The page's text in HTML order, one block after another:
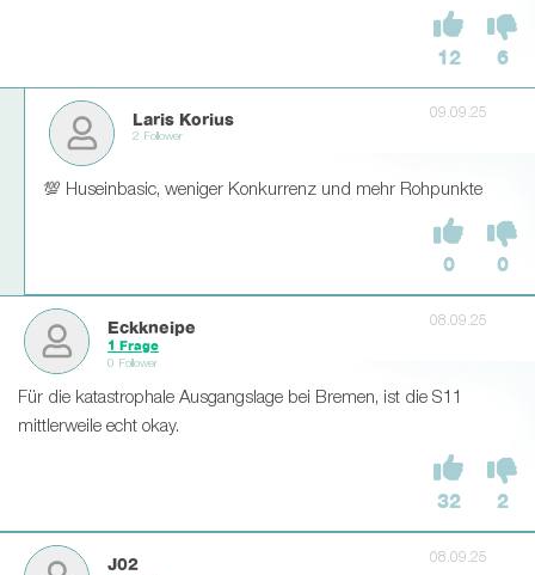
12 6
Laris Korius
2 Follower
09.09.25
💯 Huseinbasic, weniger Konkurrenz und mehr Rohpunkte
0 0
Eckkneipe
1 Frage
0 Follower
08.09.25
Für die katastrophale Ausgangslage bei Bremen, ist die S11
mittlerweile echt okay.
32 2
J02 08.09.25